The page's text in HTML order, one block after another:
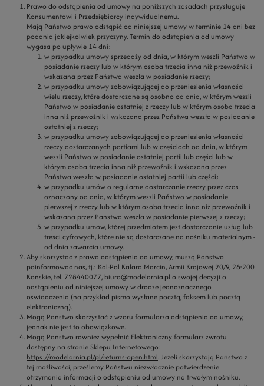
Prawo do odstąpienia od umowy na poniższych zasadach przysługuje
Konsumentowi i Przedsiębiorcy indywidualnemu.
Mają Państwo prawo odstąpić od niniejszej umowy w terminie 14 dni bez
podania jakiejkolwiek przyczyny. Termin do odstąpienia od umowy
wygasa po upływie 14 dni:
w przypadku umowy sprzedaży od dnia, w którym weszli Państwo w
posiadanie rzeczy lub w którym osoba trzecia inna niż przewoźnik i
wskazana przez Państwa weszła w posiadanie rzeczy;
w przypadku umowy zobowiązującej do przeniesienia własności
wielu rzeczy, które dostarczane są osobno od dnia, w którym weszli
Państwo w posiadanie ostatniej z rzeczy lub w którym osoba trzecia
inna niż przewoźnik i wskazana przez Państwa weszła w posiadanie
ostatniej z rzeczy;
w przypadku umowy zobowiązującej do przeniesienia własności
rzeczy dostarczanych partiami lub w częściach od dnia, w którym
weszli Państwo w posiadanie ostatniej partii lub części lub w
którym osoba trzecia inna niż przewoźnik i wskazana przez
Państwa weszła w posiadanie ostatniej partii lub części;
w przypadku umów o regularne dostarczanie rzeczy przez czas
oznaczony od dnia, w którym weszli Państwo w posiadanie
pierwszej z rzeczy lub w którym osoba trzecia inna niż przewoźnik i
wskazana przez Państwa weszła w posiadanie pierwszej z rzeczy;
w przypadku umów, której przedmiotem jest dostarczanie usług lub
treści cyfrowych, które nie są dostarczane na nośniku materialnym -
od dnia zawarcia umowy.
Aby skorzystać z prawa odstąpienia od umowy, muszą Państwo
poinformować nas, tj.: Kal-Pol Kalara Marcin, Armii Krajowej 20/9, 26-200
Końskie, tel. 728440077, biuro@modelarnia.pl o swojej decyzji o
odstąpieniu od niniejszej umowy w drodze jednoznacznego
oświadczenia (na przykład pismo wysłane pocztą, faksem lub pocztą
elektroniczną).
Mogą Państwo skorzystać z wzoru formularza odstąpienia od umowy,
jednak nie jest to obowiązkowe.
Mogą Państwo również wypełnić Elektroniczny formularz zwrotu
dostępny na stronie Sklepu Internetowego:
https://modelarnia.pl/pl/returns-open.html. Jeżeli skorzystają Państwo z
tej możliwości, prześlemy Państwu niezwłocznie potwierdzenie
otrzymania informacji o odstąpieniu od umowy na trwałym nośniku.